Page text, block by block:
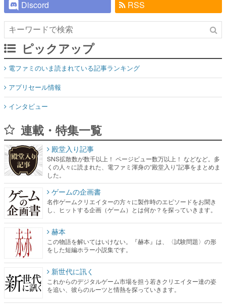
Discord
RSS
ピックアップ
電ファミのいま読まれている記事ランキング
アプリセール情報
インタビュー
連載・特集一覧
殿堂入り記事
SNS拡散数が数千以上！ ページビュー数万以上！ などなど。多
くの人々に読まれた、電ファミ渾身の“殿堂入り”記事をまとめま
した。
ゲームの企画書
名作ゲームクリエイターの方々に製作時のエピソードをお聞き
し、ヒットする企画（ゲーム）とは何か？を探っていきます。
赫本
この物語を解いてはいけない。『赫本』は、〈試験問題〉の形
をした短編ホラー小説集です。
新世代に訊く
これからのデジタルゲーム市場を担う若きクリエイター達の姿
を追い、彼らのルーツと情熱を探っていきます。